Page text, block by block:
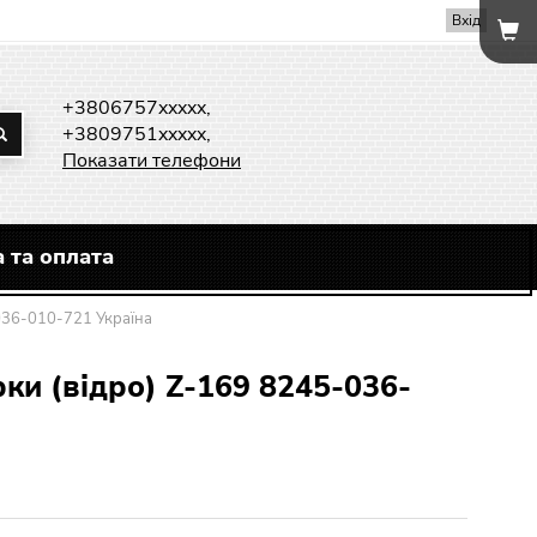
Вхід
+3806757xxxxx,
+3809751xxxxx,
Показати телефони
та оплата
010-721 Україна
(відро) Z-169 8245-036-